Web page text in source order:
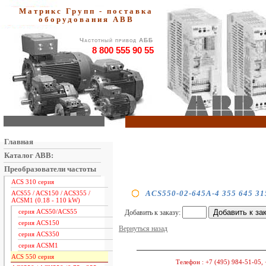
Матрикс Групп - поставка
оборудования АВВ
Частотный привод АББ
8 800 555 90 55
Главная
Каталог ABB:
Преобразователи частоты
ACS 310 серия
ACS55 / ACS150 / ACS355 /
ACSM1 (0.18 - 110 kW)
серия ACS50/ACS55
серия ACS150
серия ACS350
серия ACSM1
ACS 550 серия
ACS550-02-645A-4 355 645
Добавить к заказу:
Вернуться назад
Телефон : +7 (495) 984-51-05,